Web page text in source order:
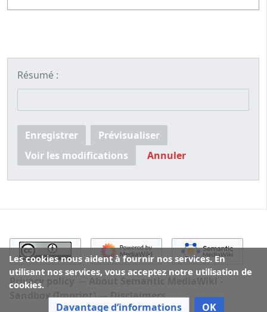
Résumé :
Enregistrer
Prévisualiser
Voir les modifications
Annuler
Les cookies nous aident à fournir nos services. En
utilisant nos services, vous acceptez notre utilisation de
cookies.
Davantage d’informations OK
Privacy policy
About Semantic MediaWiki -
Sandbox (Imprint)
Disclaimers